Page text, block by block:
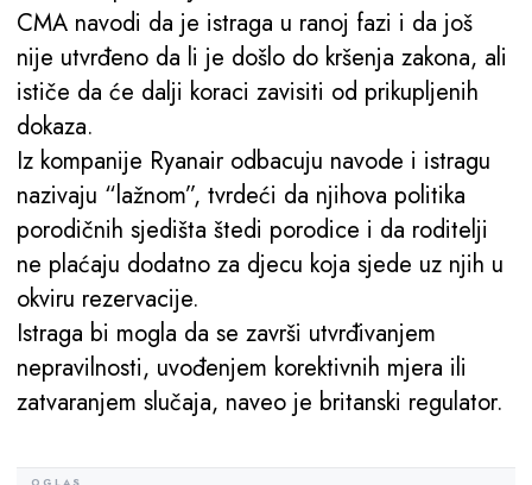
CMA navodi da je istraga u ranoj fazi i da još
nije utvrđeno da li je došlo do kršenja zakona, ali
ističe da će dalji koraci zavisiti od prikupljenih
dokaza.
Iz kompanije Ryanair odbacuju navode i istragu
nazivaju “lažnom”, tvrdeći da njihova politika
porodičnih sjedišta štedi porodice i da roditelji
ne plaćaju dodatno za djecu koja sjede uz njih u
okviru rezervacije.
Istraga bi mogla da se završi utvrđivanjem
nepravilnosti, uvođenjem korektivnih mjera ili
zatvaranjem slučaja, naveo je britanski regulator.